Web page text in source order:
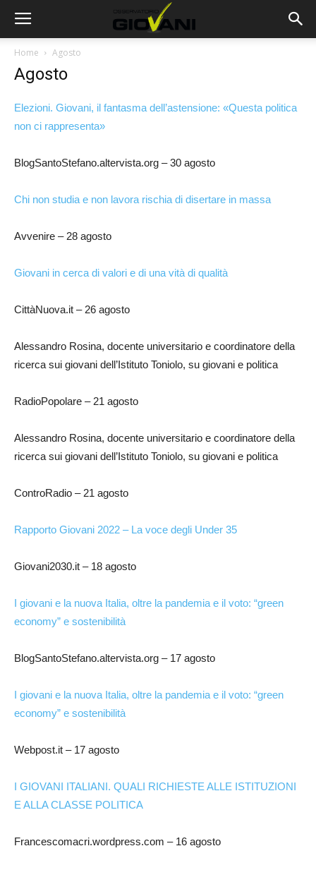
Home Agosto
Agosto
Elezioni. Giovani, il fantasma dell’astensione: «Questa politica
non ci rappresenta»
BlogSantoStefano.altervista.org – 30 agosto
Chi non studia e non lavora rischia di disertare in massa
Avvenire – 28 agosto
Giovani in cerca di valori e di una vità di qualità
CittàNuova.it – 26 agosto
Alessandro Rosina, docente universitario e coordinatore della
ricerca sui giovani dell’Istituto Toniolo, su giovani e politica
RadioPopolare – 21 agosto
Alessandro Rosina, docente universitario e coordinatore della
ricerca sui giovani dell’Istituto Toniolo, su giovani e politica
ControRadio – 21 agosto
Rapporto Giovani 2022 – La voce degli Under 35
Giovani2030.it – 18 agosto
I giovani e la nuova Italia, oltre la pandemia e il voto: “green
economy” e sostenibilità
BlogSantoStefano.altervista.org – 17 agosto
I giovani e la nuova Italia, oltre la pandemia e il voto: “green
economy” e sostenibilità
Webpost.it – 17 agosto
I GIOVANI ITALIANI. QUALI RICHIESTE ALLE ISTITUZIONI
E ALLA CLASSE POLITICA
Francescomacri.wordpress.com – 16 agosto